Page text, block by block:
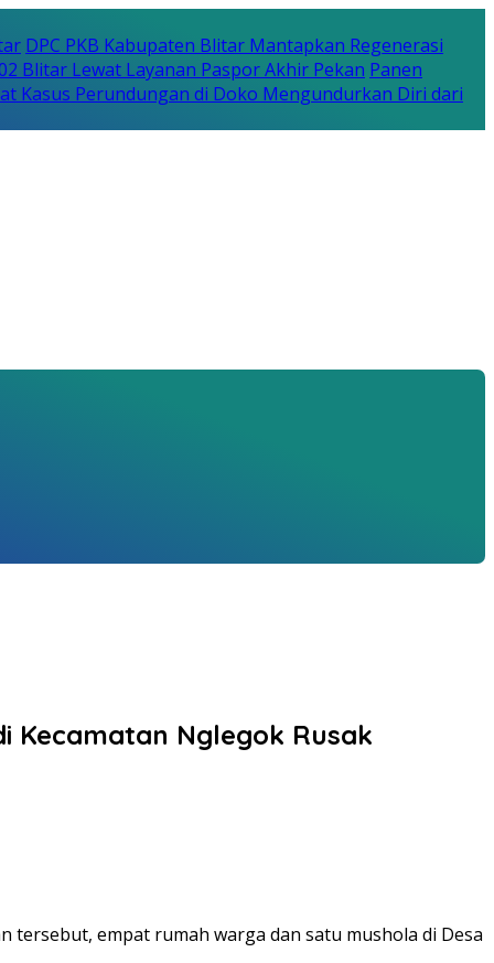
DPC PKB Kabupaten Blitar Mantapkan Regenerasi
Blitar Lewat Layanan Paspor Akhir Pekan Panen
Kasus Perundungan di Doko Mengundurkan Diri dari
Kecamatan Nglegok Rusak
tersebut, empat rumah warga dan satu mushola di Desa